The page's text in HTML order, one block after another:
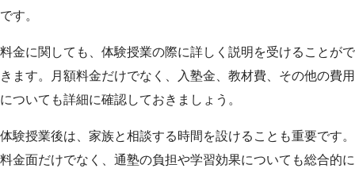
です。
料金に関しても、体験授業の際に詳しく説明を受けることがで
きます。月額料金だけでなく、入塾金、教材費、その他の費用
についても詳細に確認しておきましょう。
体験授業後は、家族と相談する時間を設けることも重要です。
料金面だけでなく、通塾の負担や学習効果についても総合的に